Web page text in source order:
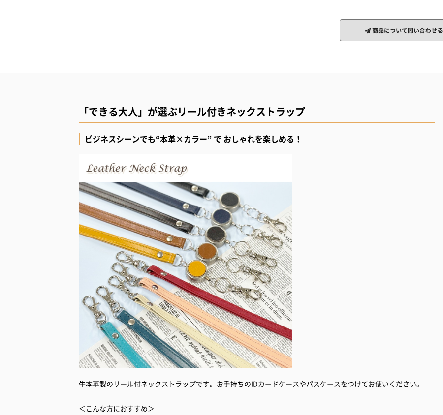
商品について問い合わせる
「できる大人」が選ぶリール付きネックストラップ
ビジネスシーンでも“本革×カラー” で おしゃれを楽しめる！
牛本革製のリール付ネックストラップです。お手持ちのIDカードケースやパスケースをつけてお使いください。
＜こんな方におすすめ＞